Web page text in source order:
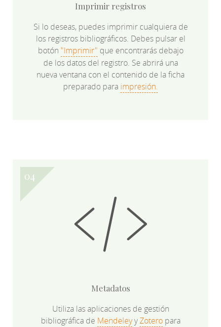
Imprimir registros
Si lo deseas, puedes imprimir cualquiera de
los registros bibliográficos. Debes pulsar el
botón "Imprimir" que encontrarás debajo
de los datos del registro. Se abrirá una
nueva ventana con el contenido de la ficha
preparado para impresión.
Metadatos
Utiliza las aplicaciones de gestión
bibliográfica de MendeleyyZoteropara